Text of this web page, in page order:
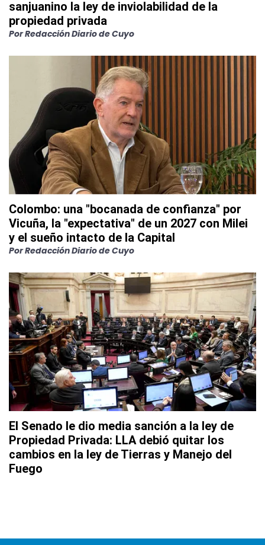
sanjuanino la ley de inviolabilidad de la
propiedad privada
PorRedacción Diario de Cuyo
Colombo: una "bocanada de confianza" por
Vicuña, la "expectativa" de un 2027 con Milei
y el sueño intacto de la Capital
PorRedacción Diario de Cuyo
El Senado le dio media sanción a la ley de
Propiedad Privada: LLA debió quitar los
cambios en la ley de Tierras y Manejo del
Fuego